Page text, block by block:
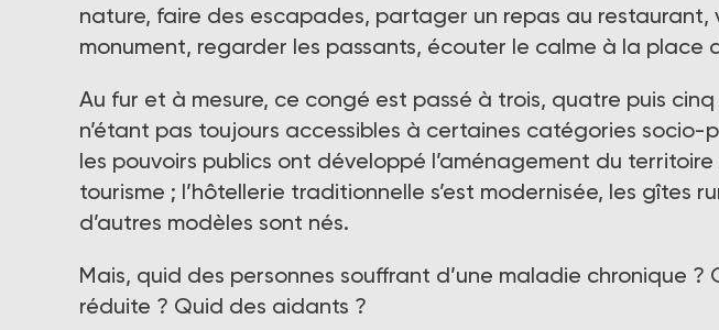
nature, faire des escapades, partager un repas au restaurant,
monument, regarder les passants, écouter le calme à la place
Au fur et à mesure, ce congé est passé à trois, quatre puis cinq
n’étant pas toujours accessibles à certaines catégories socio-
les pouvoirs publics ont développé l’aménagement du
tourisme ; l’hôtellerie traditionnelle s’est modernisée, les gîtes
d’autres modèles sont nés.
Mais, quid des personnes souffrant d’une maladie chronique ?
réduite ? Quid des aidants ?